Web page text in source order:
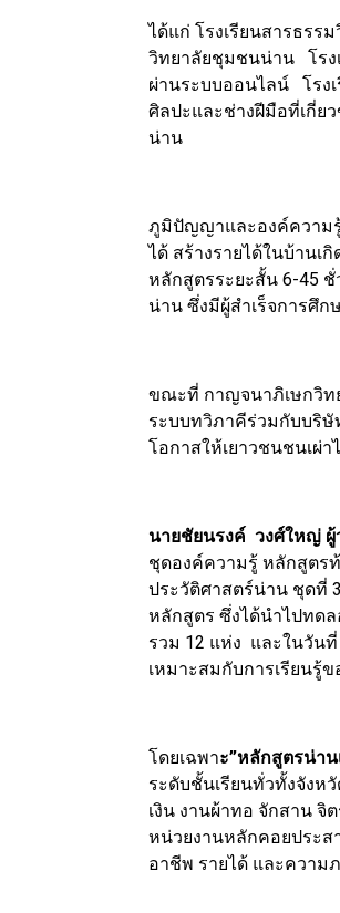
ได้แก่ โรงเรียนสารธร
วิทยาลัยชุมชนน่าน โรง
ผ่านระบบออนไลน์ โรง
ศิลปะและช่างฝีมือที่เกี่ย
น่าน
ภูมิปัญญาและองค์ความ
ได้ สร้างรายได้ในบ้าน
หลักสูตรระยะสั้น 6-45
น่าน ซึ่งมีผู้สำเร็จการศึ
ขณะที่ กาญจนาภิเษกวิท
ระบบทวิภาคีร่วมกับบริษั
โอกาสให้เยาวชนชนเผ่
นายชัยนรงค์ วงศ์ใหญ่
ชุดองค์ความรู้ หลักสูต
ประวัติศาสตร์น่าน ชุดที่
หลักสูตร ซึ่งได้นำไปทด
รวม 12 แห่ง และในวัน
เหมาะสมกับการเรียนรู้ข
โดยเฉพาะ”หลักสูตรน่าน
ระดับชั้นเรียนทั่วทั้งจังห
เงิน งานผ้าทอ จักสาน
หน่วยงานหลักคอยประ
อาชีพ รายได้ และความ